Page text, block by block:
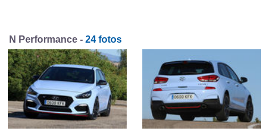
N Performance - 24 fotos